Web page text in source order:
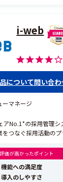
i-web
について問い合わ
ーマネージ
アNo.1*の採用管理シ
をつなぐ採用活動の
す。 i-webは、新卒採用・キャ
な機能がすべて揃っ
し、選考手続きや運
価が高かったポイント
機能への満足度
導入のしやすさ